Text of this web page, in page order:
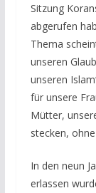
Sitzung
abgerufen
Thema
unseren
unseren
für unsere
Mütter,
stecken,
In den neun
erlassen